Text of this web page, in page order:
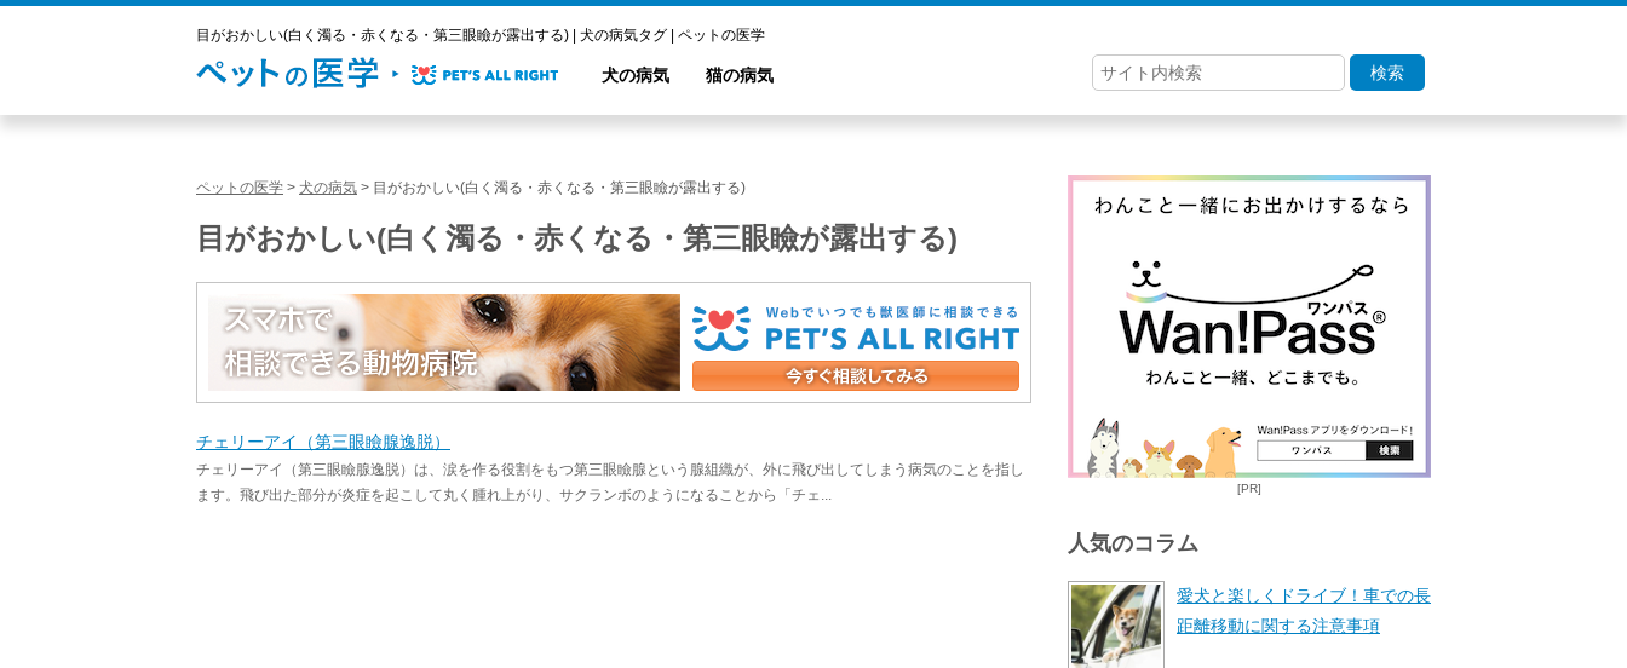
目がおかしい(白く濁る・赤くなる・第三眼瞼が露出する) | 犬の病気タグ | ペットの医学
犬の病気 猫の病気 検索
ペットの医学 > 犬の病気 > 目がおかしい(白く濁る・赤くなる・第三眼瞼が露出する)
目がおかしい(白く濁る・赤くなる・第三眼瞼が露出する)
チェリーアイ（第三眼瞼腺逸脱）
チェリーアイ（第三眼瞼腺逸脱）は、涙を作る役割をもつ第三眼瞼腺という腺組織が、外に飛び出してしまう病気のことを指し
ます。飛び出た部分が炎症を起こして丸く腫れ上がり、サクランボのようになることから「チェ...
[PR]
人気のコラム
愛犬と楽しくドライブ！車での長
距離移動に関する注意事項